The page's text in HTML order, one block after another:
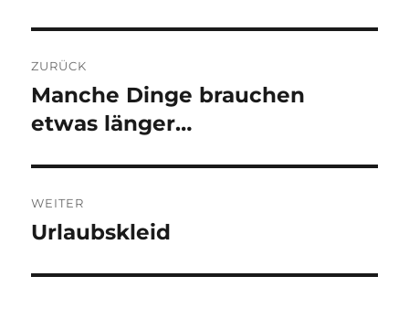
ZURÜCK
Vorheriger
Beitrag:
Manche Dinge brauchen
etwas länger…
WEITER
Nächster
Urlaubskleid